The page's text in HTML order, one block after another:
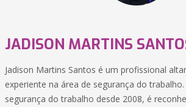
JADISON MARTINS
Jadison Martins Santos é um profissional
experiente na área de segurança do
segurança do trabalho desde 2008, é